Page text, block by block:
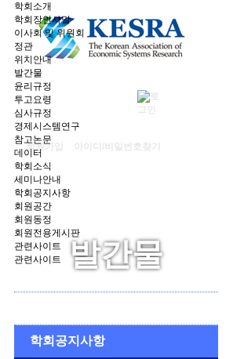
회원가입
학회소개
학회장인사말
이사회 및 위원회
정관
위치안내
발간물
윤리규정
투고요령
심사규정
경제시스템연구
참고논문
데이터
학회소식
세미나안내
학회공지사항
회원공간
회원동정
회원전용게시판
관련사이트
관련사이트
발간물
학회공지사항